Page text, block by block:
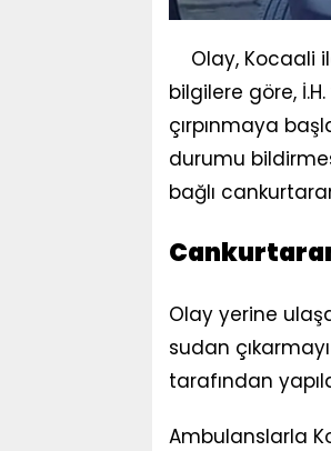
Olay, Kocaali
bilgilere göre,
çırpınmaya
durumu
bağlı
Olay yerine
sudan
tarafından
Ambulanslarla